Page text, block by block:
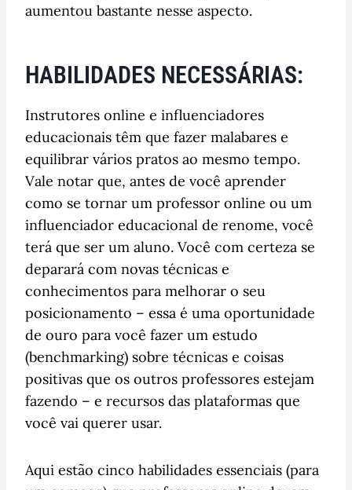
aumentou bastante nesse aspecto.
HABILIDADES NECESSÁRIAS:
Instrutores online e influenciadores
educacionais têm que fazer malabares e
equilibrar vários pratos ao mesmo tempo.
Vale notar que, antes de você aprender
como se tornar um professor online ou um
influenciador educacional de renome, você
terá que ser um aluno. Você com certeza se
deparará com novas técnicas e
conhecimentos para melhorar o seu
posicionamento – essa é uma oportunidade
de ouro para você fazer um estudo
(benchmarking) sobre técnicas e coisas
positivas que os outros professores estejam
fazendo – e recursos das plataformas que
você vai querer usar.
Aqui estão cinco habilidades essenciais (para